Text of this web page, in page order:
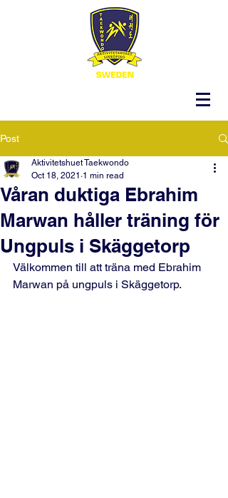
Post
Våran duktiga Ebrahim
Marwan håller träning för
Ungpuls i Skäggetorp
Aktivitetshuet Taekwondo
Oct 18, 2021 1 min read
Välkommen till att träna med Ebrahim
Marwan på ungpuls i Skäggetorp.